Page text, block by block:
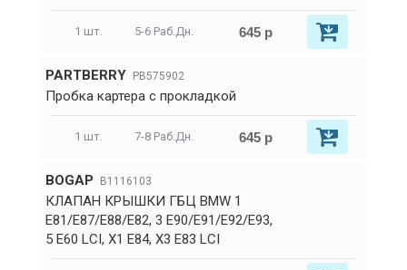
1 шт. 5-6 Раб.Дн. 645 р
PARTBERRY PB575902
Пробка картера с прокладкой
1 шт. 7-8 Раб.Дн. 645 р
BOGAP B1116103
КЛАПАН КРЫШКИ ГБЦ BMW 1
E81/E87/E88/E82, 3 E90/E91/E92/E93,
5 E60 LCI, X1 E84, X3 E83 LCI